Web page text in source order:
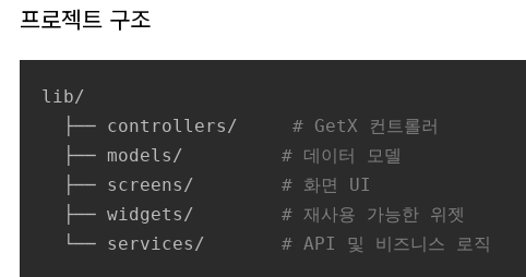
프로젝트 구조
lib/
  ├── controllers/
# GetX 컨트롤러
  ├── models/
# 데이터 모델
  ├── screens/
# 화면 UI
  ├── widgets/
# 재사용 가능한 위젯
  └── services/
# API 및 비즈니스 로직